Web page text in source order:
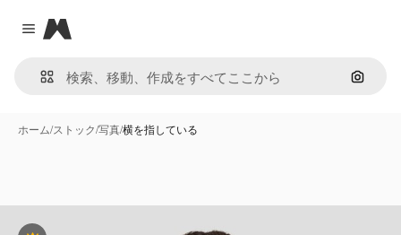
Close menu
Magnific
画像で
ホーム/ストック/写真/横を指している